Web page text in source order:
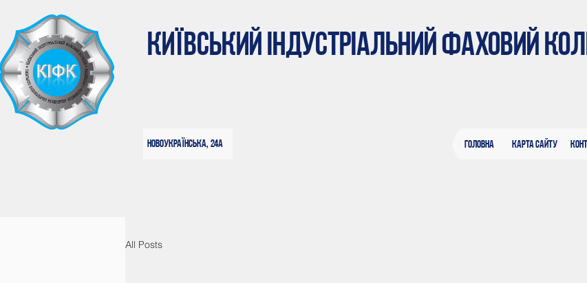
КИЇВСЬКИЙ ІНДУСТРІАЛЬНИЙ ФАХОВИЙ
Новоукраїнська, 24а Головна Карта сайту
All Posts